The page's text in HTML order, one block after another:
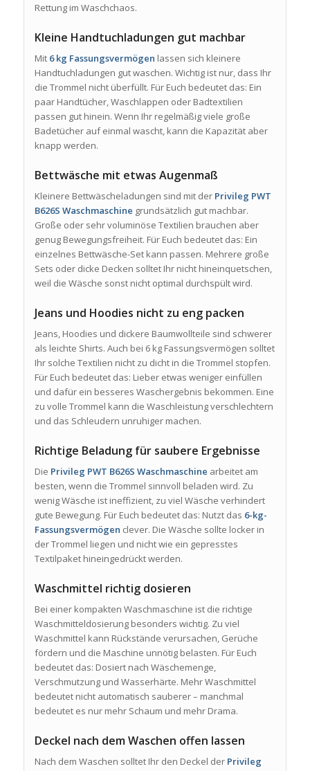
Rettung im Waschchaos.
Kleine Handtuchladungen gut machbar
Mit 6 kg Fassungsvermögen lassen sich kleinere
Handtuchladungen gut waschen. Wichtig ist nur, dass Ihr
die Trommel nicht überfüllt. Für Euch bedeutet das: Ein
paar Handtücher, Waschlappen oder Badtextilien
passen gut hinein. Wenn Ihr regelmäßig viele große
Badetücher auf einmal wascht, kann die Kapazität aber
knapp werden.
Bettwäsche mit etwas Augenmaß
Kleinere Bettwäscheladungen sind mit der Privileg PWT
B626S Waschmaschine grundsätzlich gut machbar.
Große oder sehr voluminöse Textilien brauchen aber
genug Bewegungsfreiheit. Für Euch bedeutet das: Ein
einzelnes Bettwäsche-Set kann passen. Mehrere große
Sets oder dicke Decken solltet Ihr nicht hineinquetschen,
weil die Wäsche sonst nicht optimal durchspült wird.
Jeans und Hoodies nicht zu eng packen
Jeans, Hoodies und dickere Baumwollteile sind schwerer
als leichte Shirts. Auch bei 6 kg Fassungsvermögen solltet
Ihr solche Textilien nicht zu dicht in die Trommel stopfen.
Für Euch bedeutet das: Lieber etwas weniger einfüllen
und dafür ein besseres Waschergebnis bekommen. Eine
zu volle Trommel kann die Waschleistung verschlechtern
und das Schleudern unruhiger machen.
Richtige Beladung für saubere Ergebnisse
Die Privileg PWT B626S Waschmaschine arbeitet am
besten, wenn die Trommel sinnvoll beladen wird. Zu
wenig Wäsche ist ineffizient, zu viel Wäsche verhindert
gute Bewegung. Für Euch bedeutet das: Nutzt das 6-kg-
Fassungsvermögen clever. Die Wäsche sollte locker in
der Trommel liegen und nicht wie ein gepresstes
Textilpaket hineingedrückt werden.
Waschmittel richtig dosieren
Bei einer kompakten Waschmaschine ist die richtige
Waschmitteldosierung besonders wichtig. Zu viel
Waschmittel kann Rückstände verursachen, Gerüche
fördern und die Maschine unnötig belasten. Für Euch
bedeutet das: Dosiert nach Wäschemenge,
Verschmutzung und Wasserhärte. Mehr Waschmittel
bedeutet nicht automatisch sauberer – manchmal
bedeutet es nur mehr Schaum und mehr Drama.
Deckel nach dem Waschen offen lassen
Nach dem Waschen solltet Ihr den Deckel der Privileg